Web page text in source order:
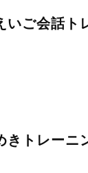
いご会話ト
トレーニ